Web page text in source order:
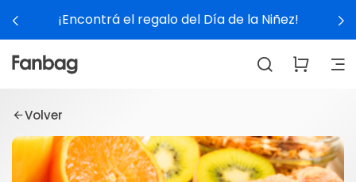
¡Encontrá el regalo del Día de la Niñez!
Volver